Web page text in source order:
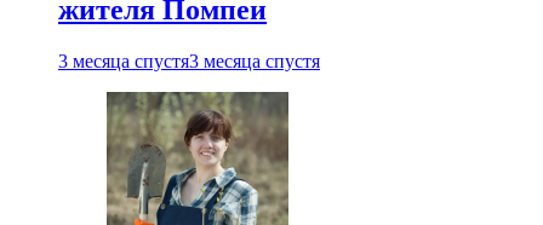
жителя Помпеи
3 месяца спустя3 месяца спустя